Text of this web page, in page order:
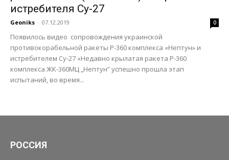
истребителя Су-27
Geoniks - 07.12.2019 0
Появилось видео сопровождения украинской
противокорабельной ракеты Р-360 комплекса «Нептун» и
истребителем Су-27 «Недавно крылатая ракета Р-360
комплекса ЖК-360МЦ „Нептун” успешно прошла этап
испытаний, во время...
РОССИЯ